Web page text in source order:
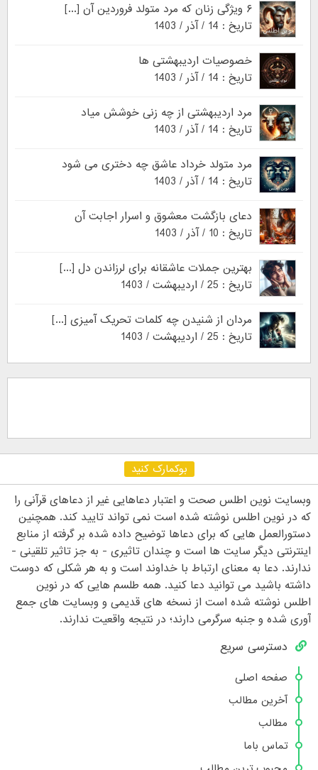
۶ ویژگی زنان که مرد متولد فروردین آن [...]
تاریخ : 14 / آذر / 1403
خصوصیات اردیبهشتی ها
تاریخ : 14 / آذر / 1403
مرد اردیبهشتی از چه زنی خوشش میاد
تاریخ : 14 / آذر / 1403
مرد متولد خرداد عاشق چه دختری می شود
تاریخ : 14 / آذر / 1403
دعای بازگشت معشوق و اسرار اجابت آن
تاریخ : 10 / آذر / 1403
بهترین جملات عاشقانه برای لرزاندن دل [...]
تاریخ : 25 / اردیبهشت / 1403
مردان از شنیدن چه کلمات تحریک آمیزی [...]
تاریخ : 25 / اردیبهشت / 1403
بوکمارک کنید
وبسایت نوین اطلس صحت و اعتبار دعاهایی غیر از دعاهای قرآنی را
که در نوین اطلس نوشته شده است نمی تواند تایید کند. همچنین
دستورالعمل هایی که برای دعاها توضیح داده شده بر گرفته از منابع
اینترنتی دیگر سایت ها است و چندان تاثیری - به جز تاثیر تلقینی -
ندارند. دعا به معنای ارتباط با خداوند است و به هر شکلی که دوست
داشته باشید می توانید دعا کنید. همه طلسم هایی که در نوین
اطلس نوشته شده است از نسخه های قدیمی و وبسایت های جمع
آوری شده و جنبه سرگرمی دارند؛ در نتیجه واقعیت ندارند.
دسترسی سریع
صفحه اصلی
آخرین مطالب
مطالب
تماس باما